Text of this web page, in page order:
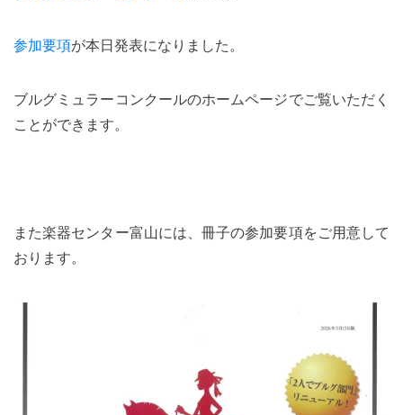
参加要項が本日発表になりました。
ブルグミュラーコンクールのホームページでご覧いただく
ことができます。
また楽器センター富山には、冊子の参加要項をご用意して
おります。